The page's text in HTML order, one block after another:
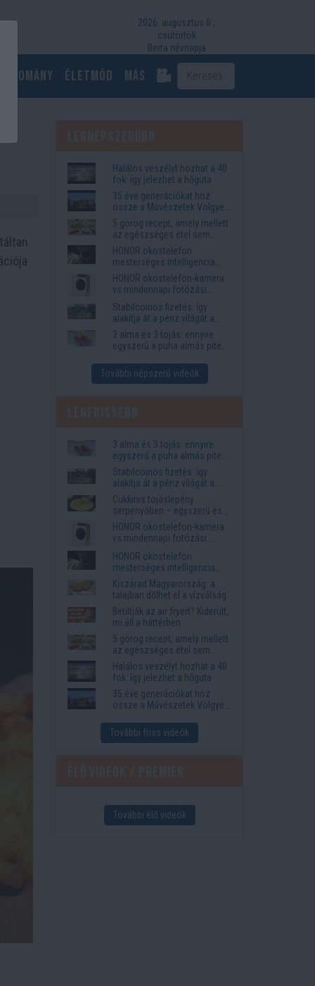
2026. augusztus 6.,
csütörtök
Berta névnapja
Életmód más
Halálos veszélyt hozhat a 40
fok: így jelezhet a hőguta
35 éve generációkat hoz
össze a Művészetek Völgye
– megvan a 2027-es időpont
és a bérletár
5 görög recept, amely mellett
az egészséges étel sem
tűnik lemondásnak
HONOR okostelefon
mesterséges intelligencia
funkciók, amelyek
megkönnyítik az életet
HONOR okostelefon-kamera
vs mindennapi fotózási
igények
Stabilcoinos fizetés: így
alakítja át a pénz világát a
Visa, a Mastercard és a
Western Union
3 alma és 3 tojás: ennyire
egyszerű a puha almás pite
További népszerű videók
3 alma és 3 tojás: ennyire
egyszerű a puha almás pite
titka
Stabilcoinos fizetés: így
alakítja át a pénz világát a
Visa, a Mastercard és a
Western Union
Cukkinis tojáslepény
serpenyőben – egyszerű és
laktató vacsora
HONOR okostelefon-kamera
vs mindennapi fotózási
igények
HONOR okostelefon
mesterséges intelligencia
funkciók, amelyek
megkönnyítik az életet
Kiszárad Magyarország: a
talajban dőlhet el a vízválság
Betiltják az air fryert? Kiderült,
mi áll a háttérben
5 görög recept, amely mellett
az egészséges étel sem
tűnik lemondásnak
Halálos veszélyt hozhat a 40
fok: így jelezhet a hőguta
35 éve generációkat hoz
össze a Művészetek Völgye
és a bérletár
További friss videók
További élő videók